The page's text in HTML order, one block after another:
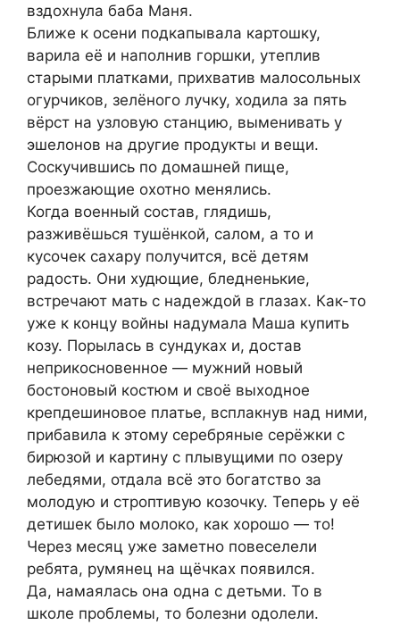
вздохнула баба Маня.
Ближе к осени подкапывала картошку,
варила её и наполнив горшки, утеплив
старыми платками, прихватив малосольных
огурчиков, зелёного лучку, ходила за пять
вёрст на узловую станцию, выменивать у
эшелонов на другие продукты и вещи.
Соскучившись по домашней пище,
проезжающие охотно менялись.
Когда военный состав, глядишь,
разживёшься тушёнкой, салом, а то и
кусочек сахару получится, всё детям
радость. Они худющие, бледненькие,
встречают мать с надеждой в глазах. Как-то
уже к концу войны надумала Маша купить
козу. Порылась в сундуках и, достав
неприкосновенное — мужний новый
бостоновый костюм и своё выходное
крепдешиновое платье, всплакнув над ними,
прибавила к этому серебряные серёжки с
бирюзой и картину с плывущими по озеру
лебедями, отдала всё это богатство за
молодую и строптивую козочку. Теперь у её
детишек было молоко, как хорошо — то!
Через месяц уже заметно повеселели
ребята, румянец на щёчках появился.
Да, намаялась она одна с детьми. То в
школе проблемы, то болезни одолели.